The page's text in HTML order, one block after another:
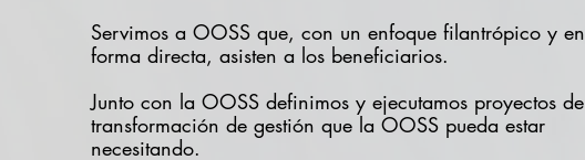
Servimos a OOSS que, con un enfoque filantrópico y en
forma directa, asisten a los beneficiarios.
Junto con la OOSS definimos y ejecutamos proyectos de
transformación de gestión que la OOSS pueda estar
necesitando.